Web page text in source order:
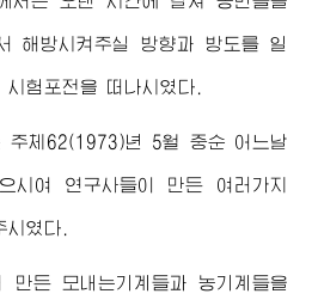
해방시켜주실 방향과 방도를 일
험포전을 떠나시였다.
주체62(1973)년 5월 중순 어느날
시여 연구사들이 만든 여러가지
였다.
만든 모내는기계들과 농기계들을